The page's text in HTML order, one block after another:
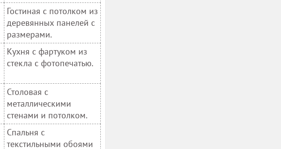
Гостиная с потолком из
деревянных панелей с
размерами.
Кухня с фартуком из
стекла с фотопечатью.
Столовая с
металлическими
стенами и потолком.
Спальня с
текстильными обоями